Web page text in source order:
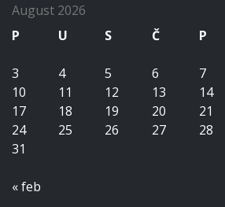
August 2026
P
U S Č P
3
4 5 6 7
10
11 12 13 14
17
18 19 20 21
24
25 26 27 28
31
« feb